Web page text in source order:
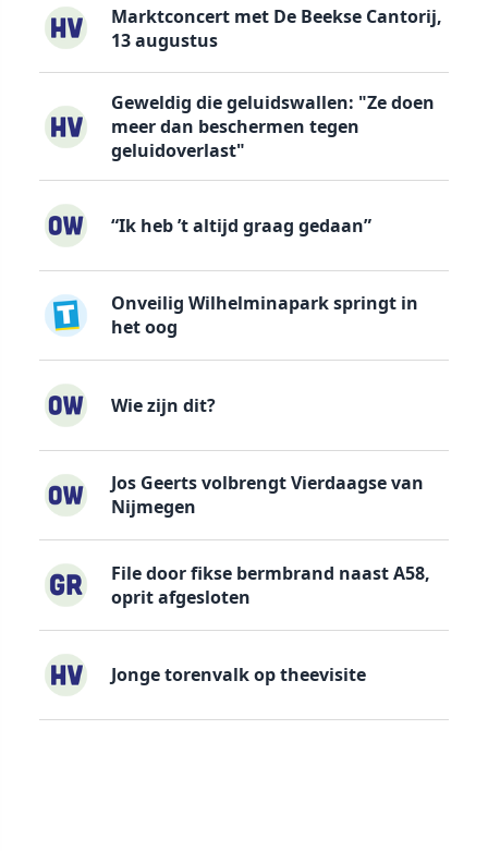
Marktconcert met De Beekse Cantorij,
13 augustus
Geweldig die geluidswallen: "Ze doen
meer dan beschermen tegen
geluidoverlast"
“Ik heb ’t altijd graag gedaan”
Onveilig Wilhelminapark springt in
het oog
Wie zijn dit?
Jos Geerts volbrengt Vierdaagse van
Nijmegen
File door fikse bermbrand naast A58,
oprit afgesloten
Jonge torenvalk op theevisite